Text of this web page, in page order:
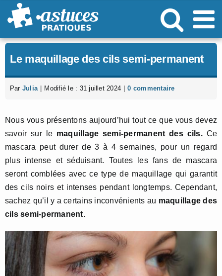
Passer
au
Le maquillage des cils semi-permanent
Par Julia Modifié le : 31 juillet 2024 0 commentaire
Nous vous présentons aujourd’hui tout ce que vous devez
savoir sur le maquillage semi-permanent des cils. Ce
mascara peut durer de 3 à 4 semaines, pour un regard
plus intense et séduisant. Toutes les fans de mascara
seront comblées avec ce type de maquillage qui garantit
des cils noirs et intenses pendant longtemps. Cependant,
sachez qu’il y a certains inconvénients au maquillage des
cils semi-permanent.